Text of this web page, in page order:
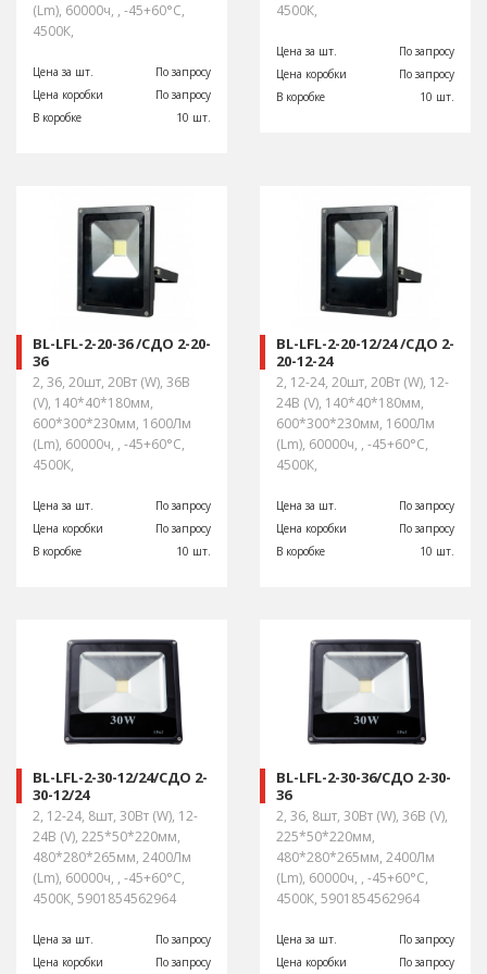
(Lm), 60000ч, , -45+60°С,
4500К,
Цена за шт.
По запросу
Цена коробки
По запросу
В коробке
10 шт.
4500К,
Цена за шт.
По запросу
Цена коробки
По запросу
В коробке
10 шт.
BL-LFL-2-20-36 /СДО 2-20-
36
2, 36, 20шт, 20Вт (W), 36В
(V), 140*40*180мм,
600*300*230мм, 1600Лм
(Lm), 60000ч, , -45+60°С,
4500К,
Цена за шт.
По запросу
Цена коробки
По запросу
В коробке
10 шт.
BL-LFL-2-20-12/24 /СДО 2-
20-12-24
2, 12-24, 20шт, 20Вт (W), 12-
24В (V), 140*40*180мм,
600*300*230мм, 1600Лм
(Lm), 60000ч, , -45+60°С,
4500К,
Цена за шт.
По запросу
Цена коробки
По запросу
В коробке
10 шт.
BL-LFL-2-30-12/24/СДО 2-
30-12/24
2, 12-24, 8шт, 30Вт (W), 12-
24В (V), 225*50*220мм,
480*280*265мм, 2400Лм
(Lm), 60000ч, , -45+60°С,
4500К, 5901854562964
Цена за шт.
По запросу
Цена коробки
По запросу
BL-LFL-2-30-36/СДО 2-30-
36
2, 36, 8шт, 30Вт (W), 36В (V),
225*50*220мм,
480*280*265мм, 2400Лм
(Lm), 60000ч, , -45+60°С,
4500К, 5901854562964
Цена за шт.
По запросу
Цена коробки
По запросу